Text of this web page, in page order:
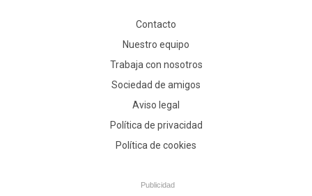
Contacto
Nuestro equipo
Trabaja con nosotros
Sociedad de amigos
Aviso legal
Política de privacidad
Política de cookies
Publicidad